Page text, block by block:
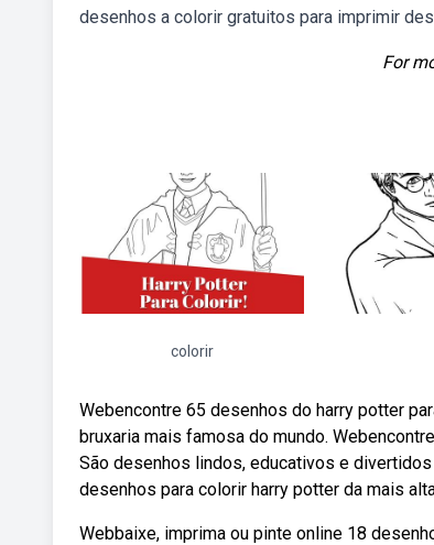
desenhos a colorir gratuitos para imprimir
For
colorir
Webencontre 65 desenhos do harry potter
bruxaria mais famosa do mundo.
São desenhos lindos, educativos e
desenhos para colorir harry potter da mais
Webbaixe, imprima ou pinte online 18